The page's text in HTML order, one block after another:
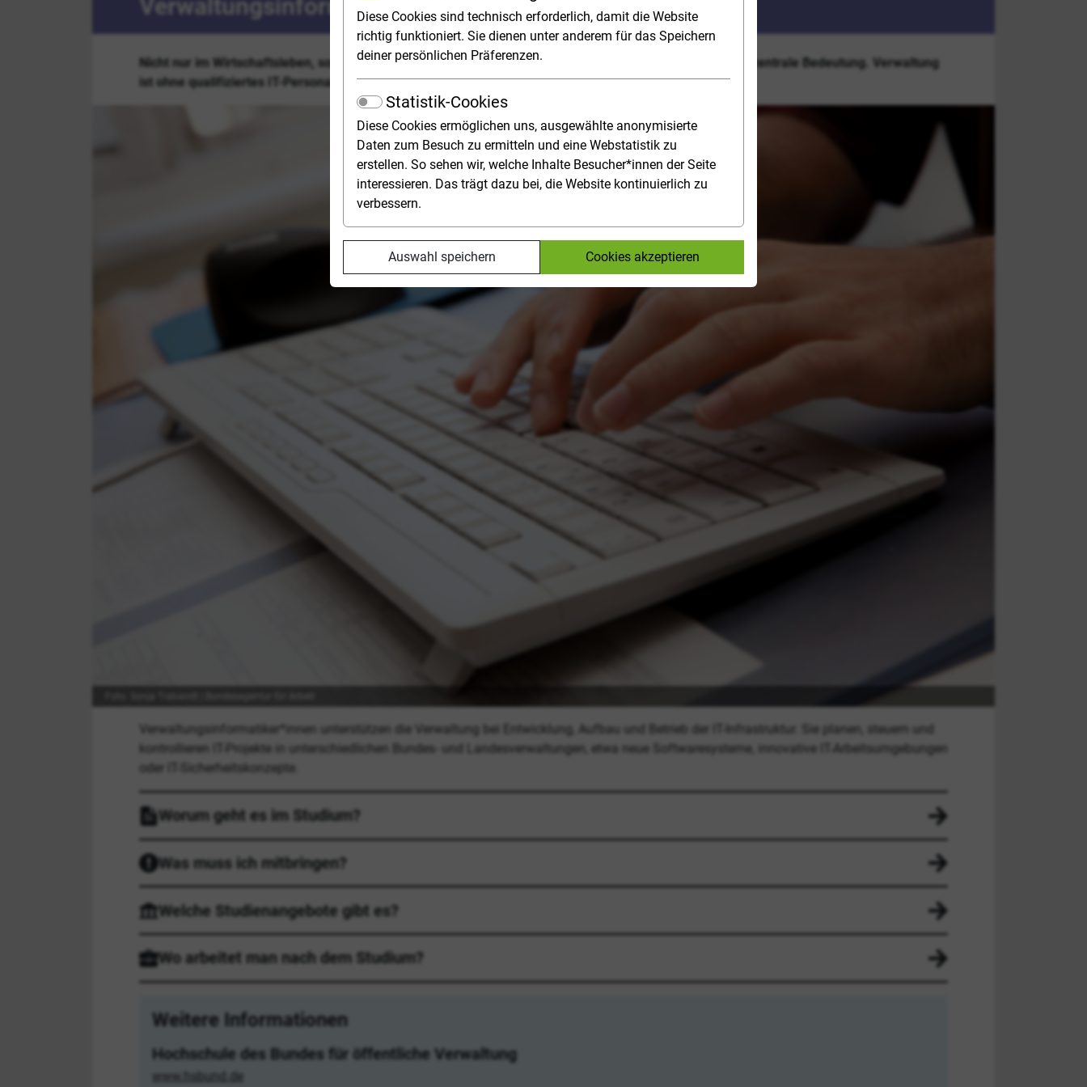
Diese Cookies sind technisch erforderlich, damit die Website
richtig funktioniert. Sie dienen unter anderem für das Speichern
deiner persönlichen Präferenzen.
Statistik-Cookies
Diese Cookies ermöglichen uns, ausgewählte anonymisierte
Daten zum Besuch zu ermitteln und eine Webstatistik zu
erstellen. So sehen wir, welche Inhalte Besucher*innen der Seite
interessieren. Das trägt dazu bei, die Website kontinuierlich zu
verbessern.
Auswahl speichern Cookies akzeptieren
Verwaltungs­informatik
Nicht nur im Wirtschaftsleben, sondern auch im öffentlichen Sektor hat die Informationstechnologie eine zentrale Bedeutung. Verwaltung
ist ohne qualifiziertes IT-Personal nicht mehr zu denken.
Verwaltungsinformatiker*innen unterstützen die Verwaltung bei Entwicklung, Aufbau und Betrieb der IT-Infrastruktur. Sie planen, steuern und
kontrollieren IT-Projekte in unterschiedlichen Bundes- und Landesverwaltungen, etwa neue Softwaresysteme, innovative IT-Arbeitsumgebungen
oder IT-Sicherheitskonzepte.
Worum geht es im Studium?
Was muss ich mitbringen?
Welche Studienangebote gibt es?
Wo arbeitet man nach dem Studium?
Weitere Informationen
Hochschule des Bundes für öffentliche Verwaltung
www.hsbund.de